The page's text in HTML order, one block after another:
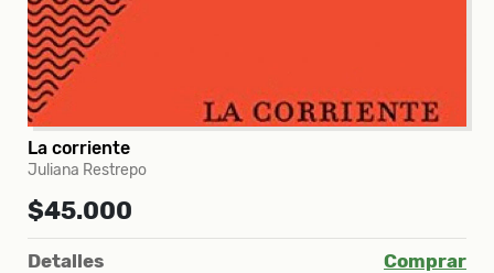
La corriente
Juliana Restrepo
$45.000
Detalles Comprar